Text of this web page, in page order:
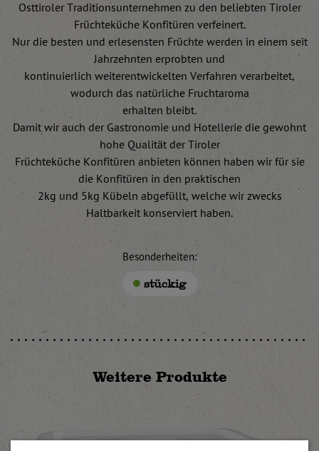
Osttiroler Traditionsunternehmen zu den beliebten Tiroler
Früchteküche Konfitüren verfeinert.
Nur die besten und erlesensten Früchte werden in einem seit
Jahrzehnten erprobten und
kontinuierlich weiterentwickelten Verfahren verarbeitet,
wodurch das natürliche Fruchtaroma
erhalten bleibt.
Damit wir auch der Gastronomie und Hotellerie die gewohnt
hohe Qualität der Tiroler
Früchteküche Konfitüren anbieten können haben wir für sie
die Konfitüren in den praktischen
2kg und 5kg Kübeln abgefüllt, welche wir zwecks
Haltbarkeit konserviert haben.
Besonderheiten:
stückig
Weitere Produkte